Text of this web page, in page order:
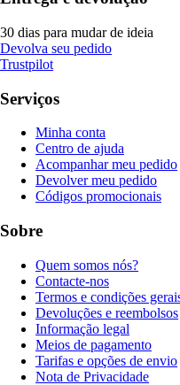
30 dias para mudar de ideia
Devolva seu pedido
Trustpilot
Serviços
Minha conta
Centro de ajuda
Acompanhar meu pedido
Devolver meu pedido
Códigos promocionais
Sobre
Quem somos nós?
Contacte-nos
Termos e condições
Devoluções e reembolsos
Informação legal
Meios de pagamento
Tarifas e opções de envio
Nota de Privacidade